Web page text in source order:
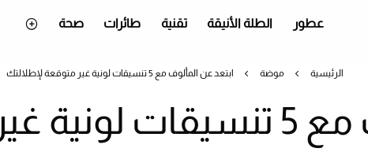
عطور الطلة الأنيقة تقنية طائرات صحة
الرئيسية موضة ابتعد عن المألوف مع 5 تنسيقات لونية غير متوقعة لإطلالتك
ابتعد عن المألوف مع 5 تنسيقات لونية غير